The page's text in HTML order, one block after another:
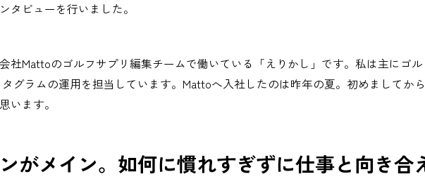
タビューを行いました。
社Mattoのゴルフサプリ編集チームで働いている「えりかし」です。私は主にゴ
グラムの運用を担当しています。Mattoへ入社したのは昨年の夏。初めましてか
います。
がメイン。如何に慣れすぎずに仕事と向き合